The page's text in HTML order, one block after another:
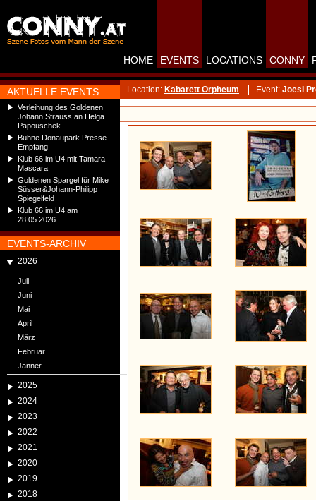
AKTUELLE EVENTS
Verleihung des Goldenen
Johann Strauss an Helga
Papouschek
Bühne Donaupark Presse-
Empfang
Klub 66 im U4 mit Tamara
Mascara
Goldenen Spargel für Mike
Süsser&Johann-Philipp
Spiegelfeld
Klub 66 im U4 am
28.05.2026
EVENTS-ARCHIV
2026
Juli
Juni
Mai
April
März
Februar
Jänner
2025
2024
2023
2022
2021
2020
2019
2018
HOME EVENTS LOCATIONS CONNY
Location: Kabarett Orpheum Event: Joesi